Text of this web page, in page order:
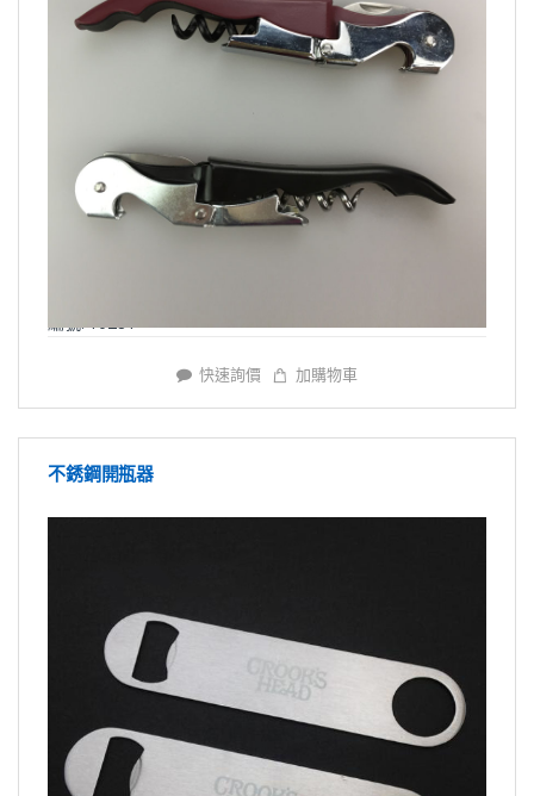
編號: Y0281
快速詢價 加購物車
不銹鋼開瓶器